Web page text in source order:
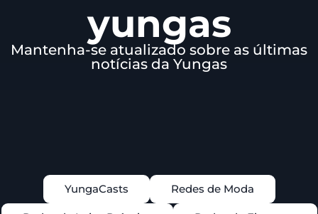
yungas
Mantenha-se atualizado sobre as últimas
notícias da Yungas
YungaCasts Redes de Moda